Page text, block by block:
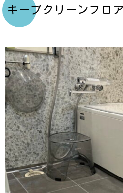
キープクリーンフロア